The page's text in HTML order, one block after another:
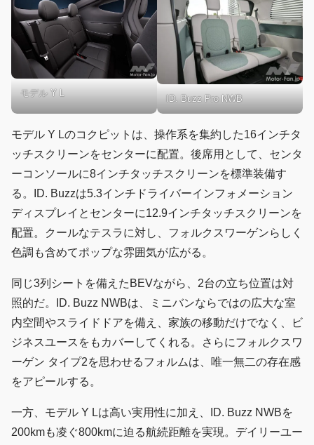
モデル Y L
ID. Buzz Pro NWB
モデル Y Lのコクピットは、操作系を集約した16インチタ
ッチスクリーンをセンターに配置。後席用として、センタ
ーコンソールに8インチタッチスクリーンを標準装備す
る。ID. Buzzは5.3インチドライバーインフォメーション
ディスプレイとセンターに12.9インチタッチスクリーンを
配置。クールなテスラに対し、フォルクスワーゲンらしく
色調も含めてポップな雰囲気が広がる。
同じ3列シートを備えたBEVながら、2台の立ち位置は対
照的だ。ID. Buzz NWBは、ミニバンならではの広大な室
内空間やスライドドアを備え、家族の移動だけでなく、ビ
ジネスユースをもカバーしてくれる。さらにフォルクスワ
ーゲン タイプ2を思わせるフォルムは、唯一無二の存在感
をアピールする。
一方、モデル Y Lは高い実用性に加え、ID. Buzz NWBを
200kmも凌ぐ800kmに迫る航続距離を実現。デイリーユー